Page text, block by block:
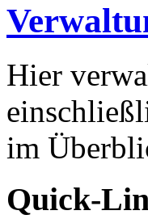
Hier
im
Quick-